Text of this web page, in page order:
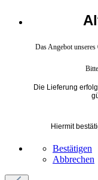
Das Angebot
Die Lieferung
Hiermit
Bestätigen
Abbrechen